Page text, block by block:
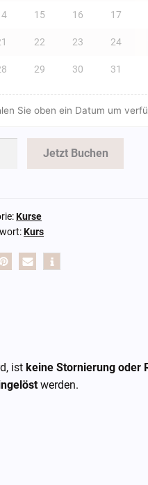
15 16 17
22 23 24
29 30 31
Sie oben ein Datum um
Jetzt Buchen
Kurse
Kurs
ist keine Stornierung oder
werden.